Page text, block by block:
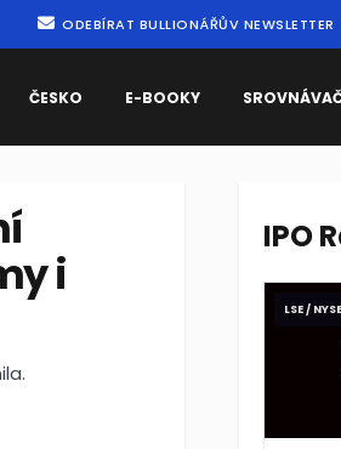
ODEBÍRAT BULLIONÁŘŮV NEWSLETTER
ČESKO E-BOOKY
i
IPO
LSE / NYSE